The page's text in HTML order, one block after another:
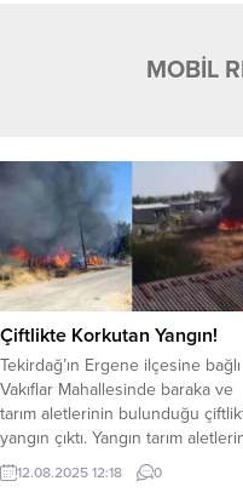
MOBİL
Çiftlikte Korkutan Yangın!
Tekirdağ’ın Ergene ilçesine bağlı
Vakıflar Mahallesinde baraka ve
tarım aletlerinin bulunduğu
yangın çıktı. Yangın tarım
bulunduğu barakalı bahçede
meydana geldi. Kısa sürede
12.08.2025 12:18 0